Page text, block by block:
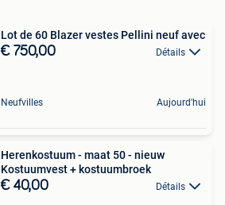
Lot de 60 Blazer vestes Pellini neuf avec
€ 750,00 Détails
Neufvilles Aujourd'hui
Herenkostuum - maat 50 - nieuw
Kostuumvest + kostuumbroek
€ 40,00 Détails